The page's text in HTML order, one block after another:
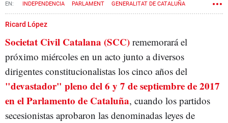
INDEPENDENCIA PARLAMENT GENERALITAT DE CATALUÑA
NACIONALISMO
JOAN COSCUBIELA GOLPE DE ESTADO
Ricard López
Societat Civil Catalana (SCC) rememorará el
próximo miércoles en un acto junto a diversos
dirigentes constitucionalistas los cinco años del
"devastador" pleno del 6 y 7 de septiembre de 2017
en el Parlamento de Cataluña, cuando los partidos
secesionistas aprobaron las denominadas leyes de